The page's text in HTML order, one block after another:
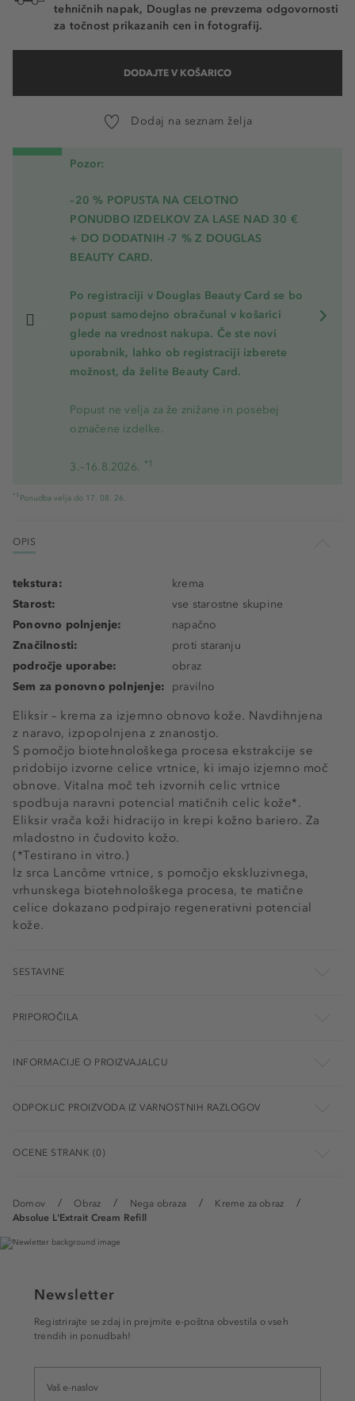
Domov Obraz Nega obraza
Kreme za obraz
Absolue L'Extrait Cream Refill
tehničnih napak, Douglas ne prevzema odgovornosti
za točnost prikazanih cen in fotografij.
DODAJTE V KOŠARICO
Dodaj na seznam želja
Pozor:
–20 % POPUSTA NA CELOTNO
PONUDBO IZDELKOV ZA LASE NAD 30 €
+ DO DODATNIH -7 % Z DOUGLAS
BEAUTY CARD.
Po registraciji v Douglas Beauty Card se bo
popust samodejno obračunal v košarici
glede na vrednost nakupa. Če ste novi
uporabnik, lahko ob registraciji izberete
možnost, da želite Beauty Card.
Popust ne velja za že znižane in posebej
označene izdelke.
3.–16.8.2026. *1
*1 Ponudba velja do 17. 08. 26.
OPIS
Eliksir – krema za izjemno obnovo kože. Navdihnjena
z naravo, izpopolnjena z znanostjo.
S pomočjo biotehnološkega procesa ekstrakcije se
pridobijo izvorne celice vrtnice, ki imajo izjemno moč
obnove. Vitalna moč teh izvornih celic vrtnice
spodbuja naravni potencial matičnih celic kože*.
Eliksir vrača koži hidracijo in krepi kožno bariero. Za
mladostno in čudovito kožo.
(*Testirano in vitro.)
Iz srca Lancôme vrtnice, s pomočjo ekskluzivnega,
vrhunskega biotehnološkega procesa, te matične
celice dokazano podpirajo regenerativni potencial
kože.
tekstura:
krema
Starost:
vse starostne skupine
Ponovno polnjenje:
napačno
Značilnosti:
proti staranju
področje uporabe:
obraz
Sem za ponovno polnjenje:
pravilno
SESTAVINE
PRIPOROČILA
INFORMACIJE O PROIZVAJALCU
ODPOKLIC PROIZVODA IZ VARNOSTNIH RAZLOGOV
OCENE STRANK (0)
Newsletter
Registrirajte se zdaj in prejmite e-poštna obvestila o vseh
trendih in ponudbah!